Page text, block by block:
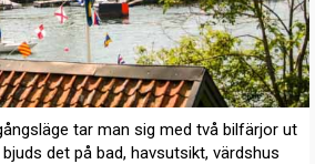
tar man sig med två bilfärjor ut
det på bad, havsutsikt, värdshus